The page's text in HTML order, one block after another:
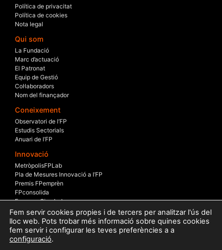
Política de privacitat
Política de cookies
Nota legal
Qui som
La Fundació
Marc d’actuació
El Patronat
Equip de Gestió
Col·laboradors
Nom del finançador
Coneixement
Observatori de l’FP
Estudis Sectorials
Anuari de l’FP
Innovació
MetròpolisFPLab
Pla de Mesures Innovació a l’FP
Premis FPemprèn
FPconsolida
Empresa Simulada
Beca – Empresa
Taules sectorials
Internacionalització
Erasmus+
Fem servir cookies propies i de tercers per analitzar l'ús del
lloc web. Pots trobar més informació sobre quines cookies
fem servir i configurar les teves preferències a a
configuració.